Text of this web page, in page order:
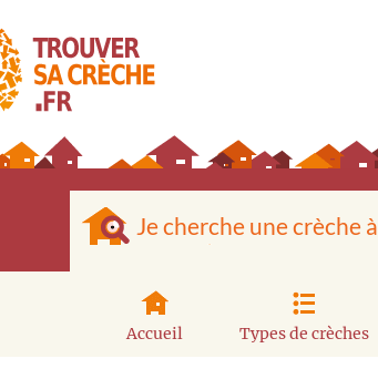
Je cherche une crèche à
Accueil Types de crèches